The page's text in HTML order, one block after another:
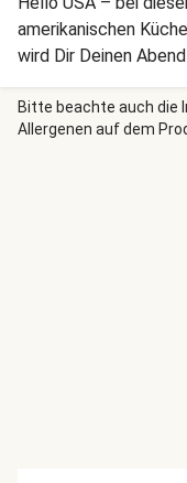
amerikanischen
wird Dir Deinen
Appetit!
Bitte beachte auch die
Allergenen auf dem